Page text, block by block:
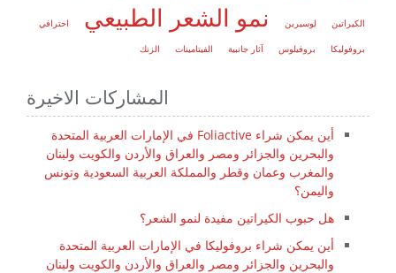
الكيراتين لوسيرين نمو الشعر الطبيعي احترافي
بروفوليكا بروفيلوس آثار جانبية الفيتامينات الزنك
المشاركات الاخيرة
أين يمكن شراء Foliactive في الإمارات العربية المتحدة
والبحرين والجزائر ومصر والعراق والأردن والكويت ولبنان
والمغرب وعمان وقطر والمملكة العربية السعودية وتونس
واليمن؟
هل حبوب الكيراتين مفيدة لنمو الشعر؟
أين يمكن شراء بروفوليكا في الإمارات العربية المتحدة
والبحرين والجزائر ومصر والعراق والأردن والكويت ولبنان